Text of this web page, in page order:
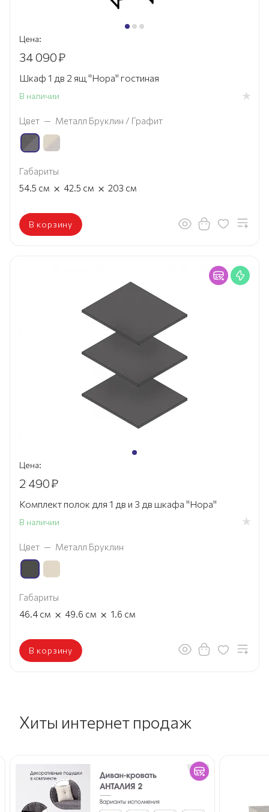
Цена:
34 090₽
Шкаф 1 дв 2 ящ "Нора" гостиная
В наличии
Цвет — Металл Бруклин / Графит
Габариты
54.5 см × 42.5 см × 203 см
В корзину
Цена:
2 490₽
Комплект полок для 1 дв и 3 дв шкафа "Нора"
В наличии
Цвет — Металл Бруклин
Габариты
46.4 см × 49.6 см × 1.6 см
В корзину
Хиты интернет продаж